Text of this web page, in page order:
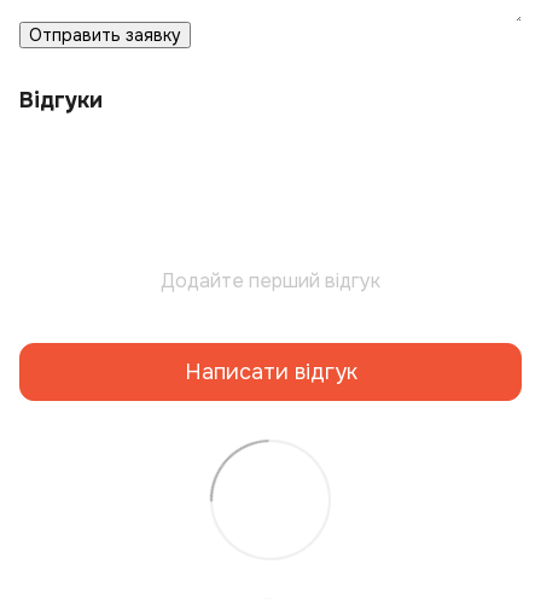
Отправить заявку
Відгуки
Додайте перший відгук
Написати відгук